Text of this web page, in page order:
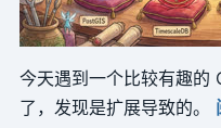
今天遇到一个比较有趣的
了，发现是扩展导致的。